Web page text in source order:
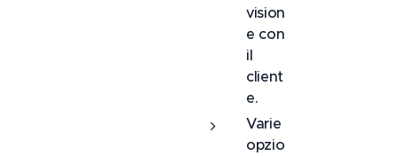
vision
e con
il
client
e.
Varie
opzio